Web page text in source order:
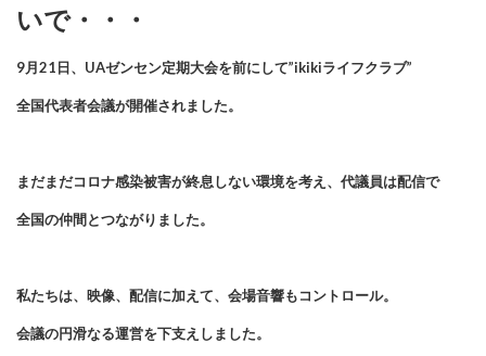
いで・・・
9月21日、UAゼンセン定期大会を前にして”ikikiライフクラブ”
全国代表者会議が開催されました。
まだまだコロナ感染被害が終息しない環境を考え、代議員は配信で
全国の仲間とつながりました。
私たちは、映像、配信に加えて、会場音響もコントロール。
会議の円滑なる運営を下支えしました。